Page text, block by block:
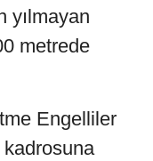
yılmayan
metrede
Engelliler